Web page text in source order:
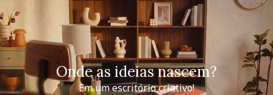
Onde as ideias nascem?
Em um escritório criativo!